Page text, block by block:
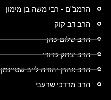
הרמב"ם - רבי משה בן מימון
הרב דב קוק
הרב שלום כהן
הרב יצחק כדורי
הרב אהרן יהודה לייב שטיינמן
הרב מרדכי שרעבי